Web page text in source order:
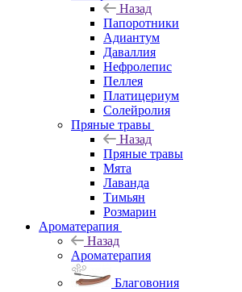
Назад
Папоротники
Адиантум
Даваллия
Нефролепис
Пеллея
Платицериум
Солейролия
Пряные травы
Назад
Пряные травы
Мята
Лаванда
Тимьян
Розмарин
Ароматерапия
Назад
Ароматерапия
Благовония